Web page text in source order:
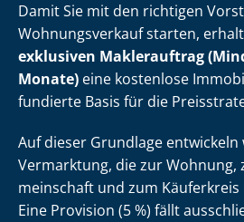
Damit Sie mit den richtigen
Wohnungsverkauf starten,
exklusiven Maklerauftrag
Monate) eine kostenlose
fundierte Basis für die
Auf dieser Grundlage entwickeln
Vermarktung, die zur
mein­schaft und zum
Eine Provision (5 %) fällt